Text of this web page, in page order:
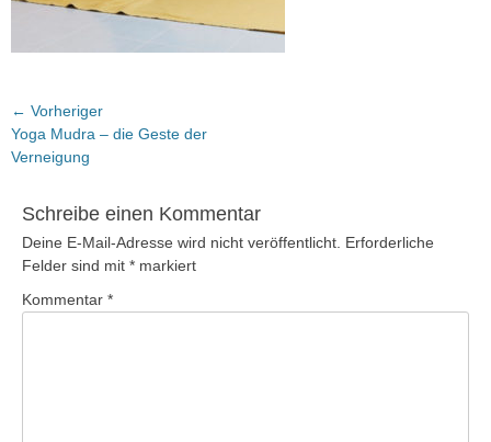
Beitragsnavigation
← Vorheriger
Vorheriger
Beitrag:
Yoga Mudra – die Geste der
Verneigung
Schreibe einen Kommentar
Deine E-Mail-Adresse wird nicht veröffentlicht. Erforderliche
Felder sind mit * markiert
Kommentar *